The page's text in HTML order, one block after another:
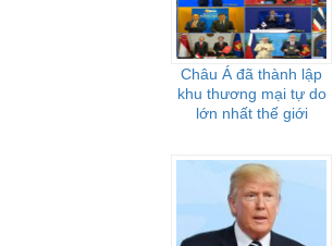
Châu Á đã thành lập
khu thương mại tự do
lớn nhất thế giới